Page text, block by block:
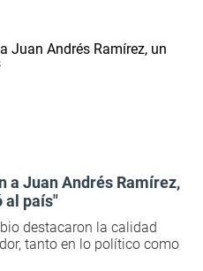
a Juan Andrés Ramírez,
al país"
destacaron la calidad
tanto en lo político como